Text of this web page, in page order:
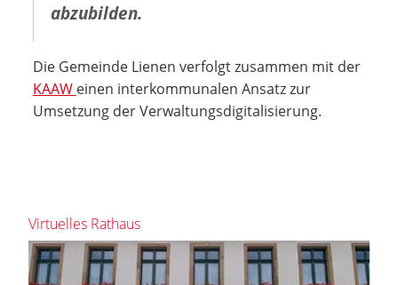
abzubilden.
Die Gemeinde Lienen verfolgt zusammen mit der
KAAW einen interkommunalen Ansatz zur
Umsetzung der Verwaltungsdigitalisierung.
Virtuelles Rathaus